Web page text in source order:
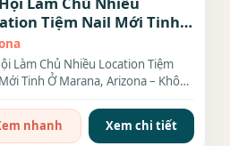
Tiệm Nail Mới Tinh
Arizona – Không
Setup!
Làm Chủ Nhiều Location Tiệm
Tinh Ở Marana, Arizona – Không
nhanh
Xem chi tiết